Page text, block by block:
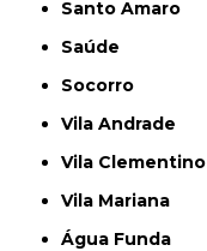
Santo Amaro
Saúde
Socorro
Vila Andrade
Vila Clementino
Vila Mariana
Água Funda